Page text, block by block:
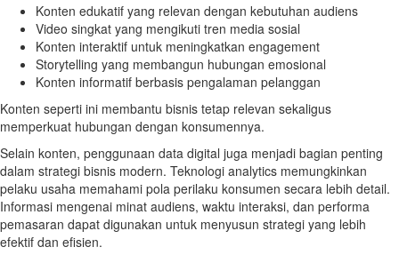
Konten edukatif yang relevan dengan kebutuhan audiens
Video singkat yang mengikuti tren media sosial
Konten interaktif untuk meningkatkan engagement
Storytelling yang membangun hubungan emosional
Konten informatif berbasis pengalaman pelanggan
Konten seperti ini membantu bisnis tetap relevan sekaligus
memperkuat hubungan dengan konsumennya.
Selain konten, penggunaan data digital juga menjadi bagian penting
dalam strategi bisnis modern. Teknologi analytics memungkinkan
pelaku usaha memahami pola perilaku konsumen secara lebih detail.
Informasi mengenai minat audiens, waktu interaksi, dan performa
pemasaran dapat digunakan untuk menyusun strategi yang lebih
efektif dan efisien.